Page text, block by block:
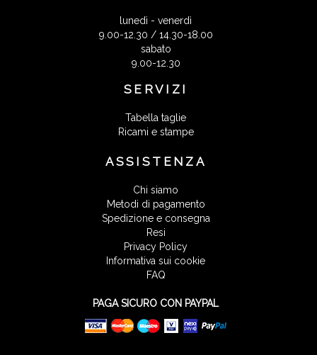
lunedì - venerdì
9.00-12.30 / 14.30-18.00
sabato
9.00-12.30
SERVIZI
Tabella taglie
Ricami e stampe
ASSISTENZA
Chi siamo
Metodi di pagamento
Spedizione e consegna
Resi
Privacy Policy
Informativa sui cookie
FAQ
PAGA SICURO CON PAYPAL